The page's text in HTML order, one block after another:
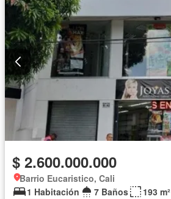
$ 2.600.000.000
Barrio Eucaristico, Cali
1 Habitación
7 Baños
193 m²